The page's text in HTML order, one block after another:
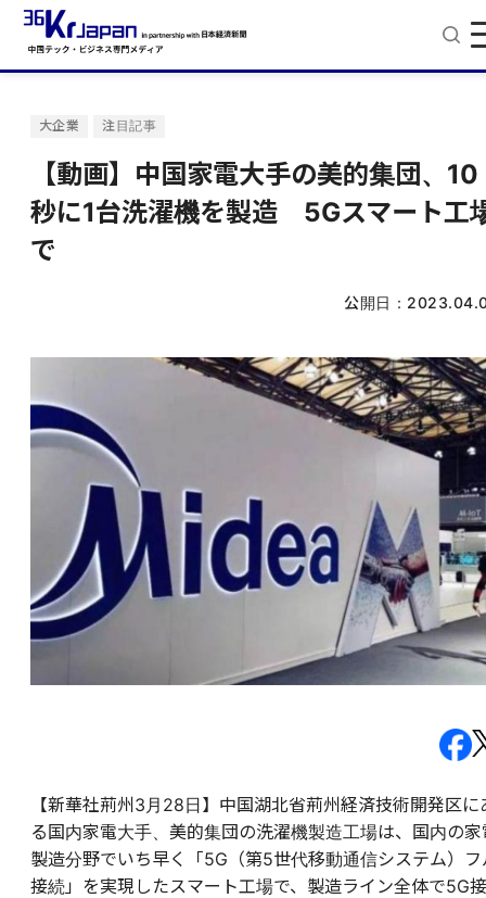
大企業 注目記事
【動画】中国家電大手の美的集団、10
秒に1台洗濯機を製造 5Gスマート工
で
公開日：
【新華社荊州3月28日】中国湖北省荊州経済技術開発区に
る国内家電大手、美的集団の洗濯機製造工場は、国内の家
製造分野でいち早く「5G（第5世代移動通信システム）フ
接続」を実現したスマート工場で、製造ライン全体で5G接